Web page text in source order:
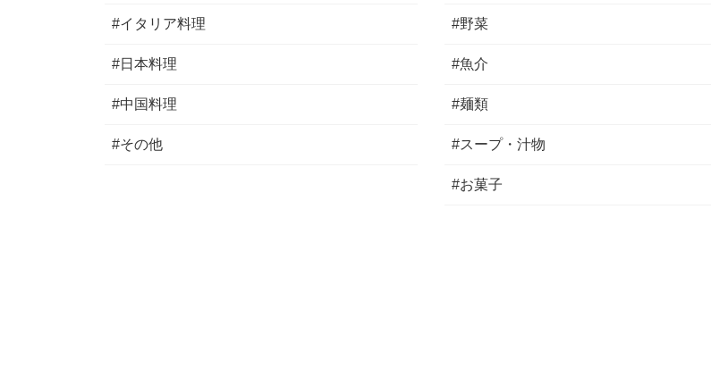
#イタリア料理
#日本料理
#中国料理
#その他
#野菜
#魚介
#麺類
#スープ・汁物
#お菓子